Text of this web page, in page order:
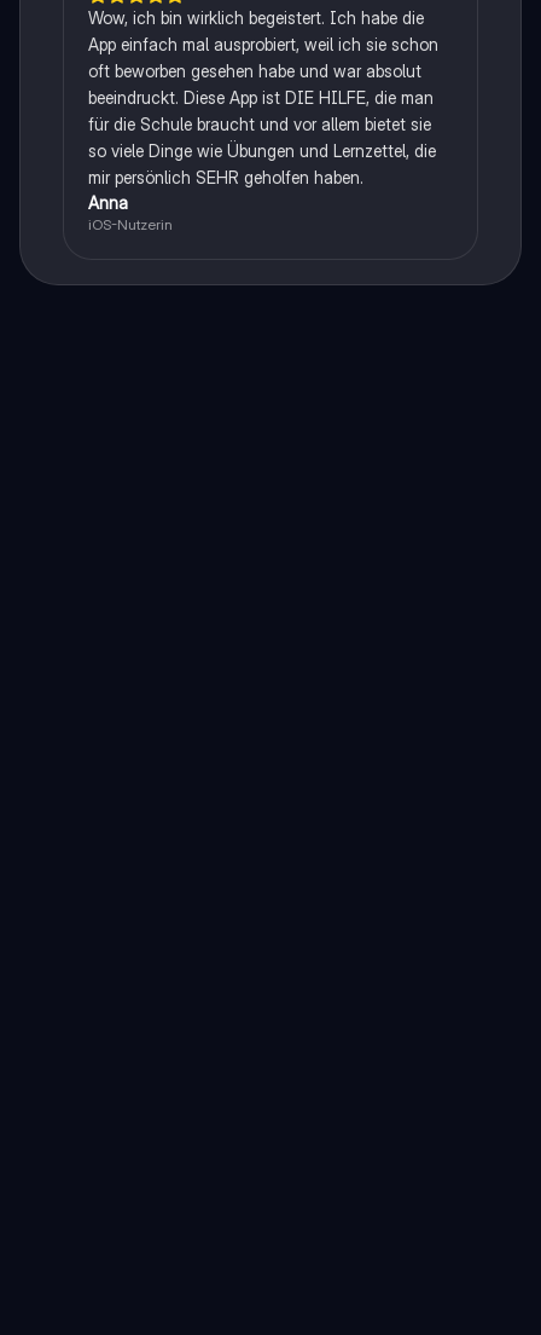
Wow, ich bin wirklich begeistert. Ich habe die
App einfach mal ausprobiert, weil ich sie schon
oft beworben gesehen habe und war absolut
beeindruckt. Diese App ist DIE HILFE, die man
für die Schule braucht und vor allem bietet sie
so viele Dinge wie Übungen und Lernzettel, die
mir persönlich SEHR geholfen haben.
Anna
iOS-Nutzerin